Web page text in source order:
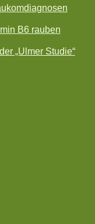
B6 rauben
„Ulmer Studie“